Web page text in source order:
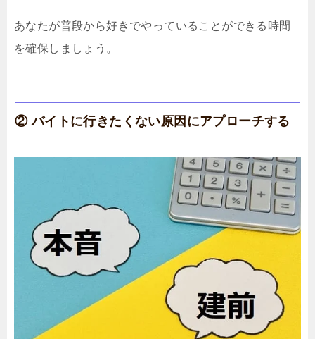
あなたが普段から好きでやっていることができる時間
を確保しましょう。
② バイトに行きたくない原因にアプローチする